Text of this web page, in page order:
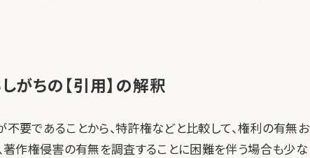
がちの【引用】の解釈
要であることから、特許権などと比較して、権利の有無お
著作権侵害の有無を調査することに困難を伴う場合も少な